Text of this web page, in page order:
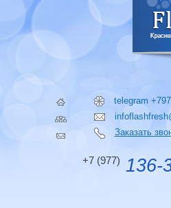
telegram
Заказать
+7 (977) 136-